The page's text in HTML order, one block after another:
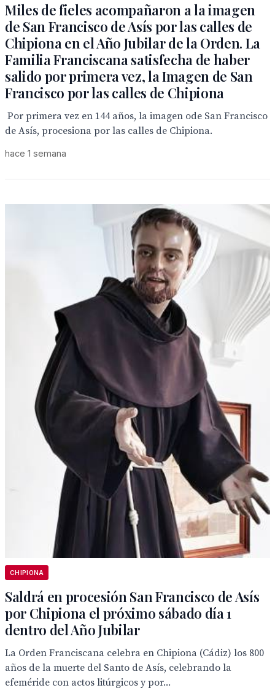
Miles de fieles acompañaron a la imagen
de San Francisco de Asís por las calles de
Chipiona en el Año Jubilar de la Orden. La
Familia Franciscana satisfecha de haber
salido por primera vez, la Imagen de San
Francisco por las calles de Chipiona
Por primera vez en 144 años, la imagen ode San Francisco
de Asís, procesiona por las calles de Chipiona.
hace 1 semana
CHIPIONA
Saldrá en procesión San Francisco de Asís
por Chipiona el próximo sábado día 1
dentro del Año Jubilar
La Orden Franciscana celebra en Chipiona (Cádiz) los 800
años de la muerte del Santo de Asís, celebrando la
efeméride con actos litúrgicos y por...